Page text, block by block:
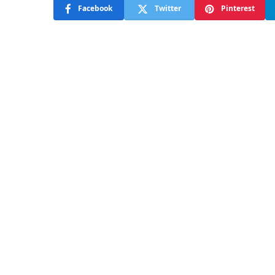
Facebook Twitter Pinterest